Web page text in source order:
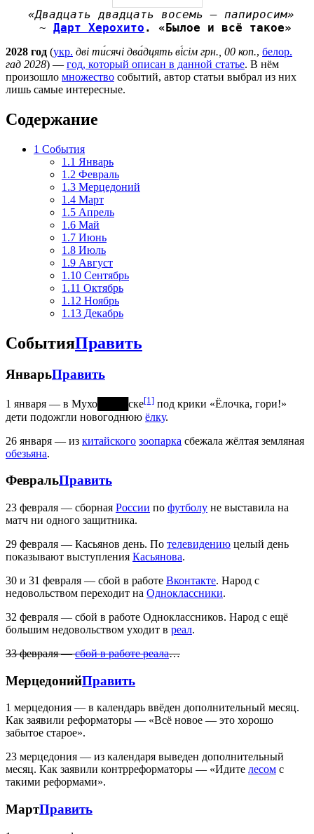
«Двадцать двадцать восемь — папиросим»
~ Дарт Херохито . «Былое и всё такое»
2028 год (укр. дві ти́сячі два́дцять ві́сім грн., 00 коп., белор.
гад 2028) — год, который описан в данной статье. В нём
произошло множество событий, автор статьи выбрал из них
лишь самые интересные.
Содержание
1 События
1.1 Январь
1.2 Февраль
1.3 Мерцедоний
1.4 Март
1.5 Апрель
1.6 Май
1.7 Июнь
1.8 Июль
1.9 Август
1.10 Сентябрь
1.11 Октябрь
1.12 Ноябрь
1.13 Декабрь
СобытияПравить
ЯнварьПравить
1 января — в Мухо████ске[1] под крики «Ёлочка, гори!»
дети подожгли новогоднюю ёлку.
26 января — из китайского зоопарка сбежала жёлтая земляная
обезьяна.
ФевральПравить
23 февраля — сборная России по футболу не выставила на
матч ни одного защитника.
29 февраля — Касьянов день. По телевидению целый день
показывают выступления Касьянова.
30 и 31 февраля — сбой в работе Вконтакте. Народ с
недовольством переходит на Одноклассники.
32 февраля — сбой в работе Одноклассников. Народ с ещё
большим недовольством уходит в реал.
33 февраля —сбой в работе реала…
МерцедонийПравить
1 мерцедония — в календарь ввёден дополнительный месяц.
Как заявили реформаторы — «Всё новое — это хорошо
забытое старое».
23 мерцедония — из календаря выведен дополнительный
месяц. Как заявили контрреформаторы — «Идите лесом с
такими реформами».
МартПравить